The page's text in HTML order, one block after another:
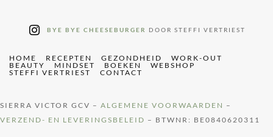
BYE BYE CHEESEBURGER DOOR STEFFI VERTRIEST
HOME RECEPTEN GEZONDHEID
WORK-OUT
BEAUTY
MINDSET BOEKEN
WEBSHOP
STEFFI VERTRIEST
CONTACT
SIERRA VICTOR GCV – ALGEMENE VOORWAARDEN –
VERZEND- EN LEVERINGSBELEID – BTWNR: BE0840620311